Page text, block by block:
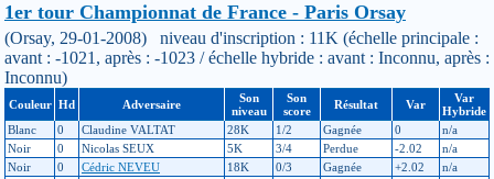
1er tour Championnat de France - Paris Orsay
(Orsay, 29-01-2008) niveau d'inscription : 11K (échelle principale :
avant : -1021, après : -1023 / échelle hybride : avant : Inconnu, après :
Inconnu)
Couleur Hd Adversaire
Son
niveau
Son
score
Résultat Var
Var
Hybride
Blanc
0 Claudine VALTAT 28K 1/2 Gagnée 0
n/a
Noir
0 Nicolas SEUX 5K 3/4 Perdue -2.02
n/a
Noir
0 Cédric NEVEU 18K 0/3 Gagnée +2.02
n/a